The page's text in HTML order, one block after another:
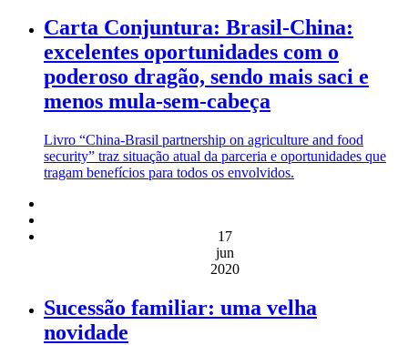
Carta Conjuntura: Brasil-China:
excelentes oportunidades com o
poderoso dragão, sendo mais saci e
menos mula-sem-cabeça
Livro “China-Brasil partnership on agriculture and food
security” traz situação atual da parceria e oportunidades que
tragam benefícios para todos os envolvidos.
17
jun
2020
Sucessão familiar: uma velha
novidade